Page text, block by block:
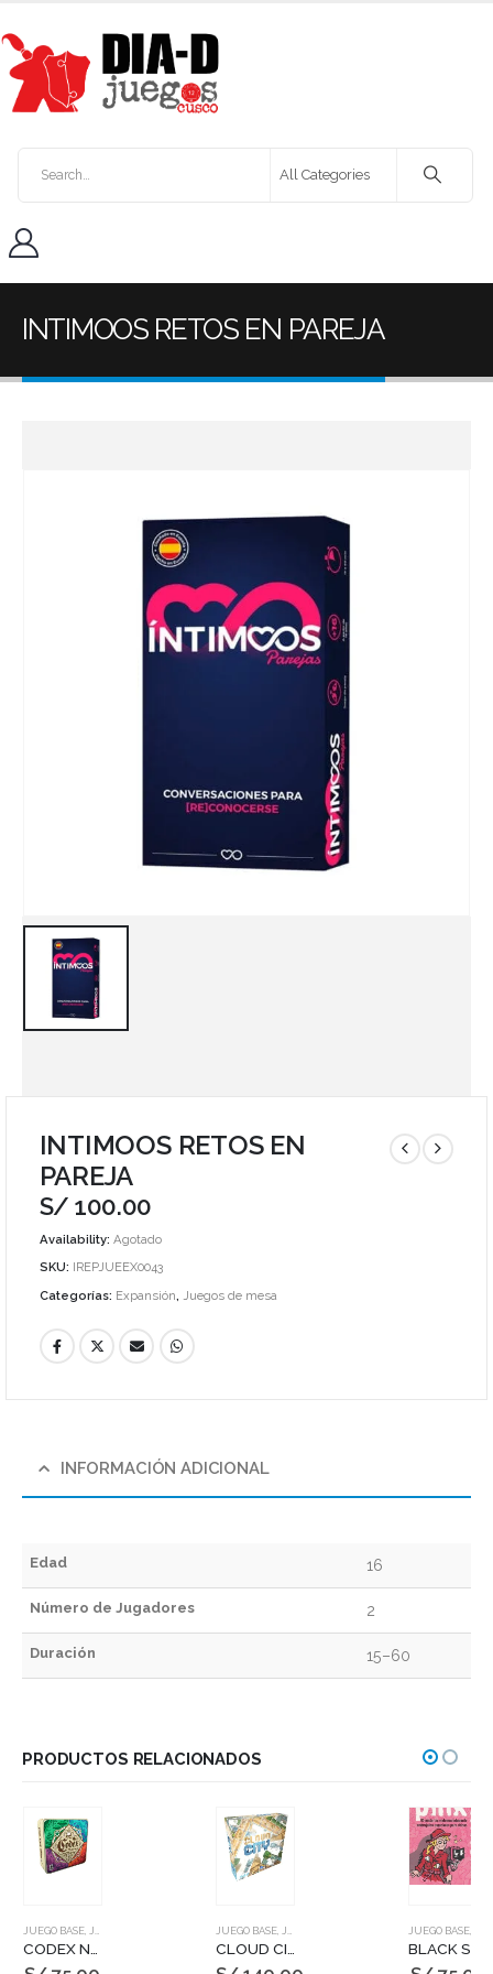
INTIMOOS RETOS EN PAREJA
INTIMOOS RETOS EN
PAREJA
S/ 100.00
Availability: Agotado
SKU:
IREPJUEEX0043
Categorías: Expansión, Juegos de mesa
INFORMACIÓN ADICIONAL
Edad 16
Número de Jugadores 2
Duración 15–60
PRODUCTOS RELACIONADOS
JUEGO BASE, JUEGOS DE MESA JUEGO BASE, JUEGOS DE MESA JUEGO BASE,